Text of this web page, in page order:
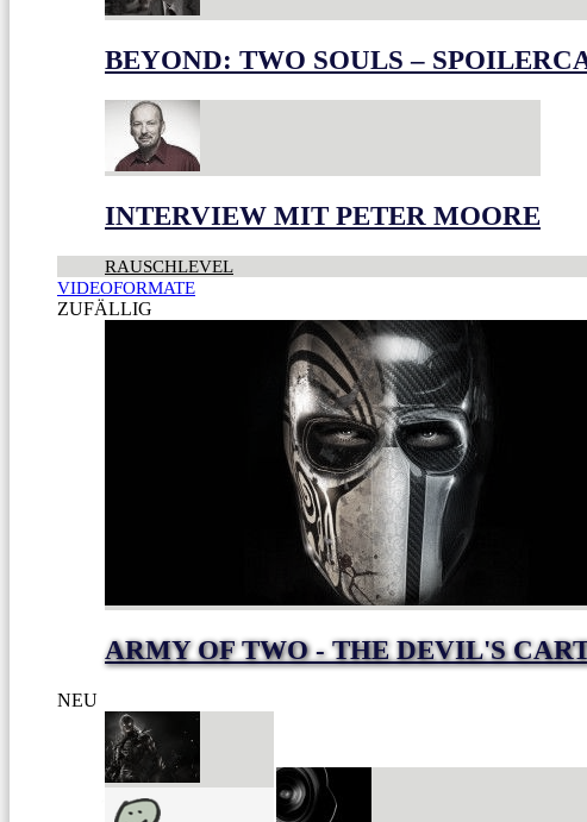
BEYOND: TWO SOULS –
INTERVIEW MIT PETER MOORE
RAUSCHLEVEL
VIDEOFORMATE
ZUFÄLLIG
ARMY OF TWO - THE DEVIL'S
NEU